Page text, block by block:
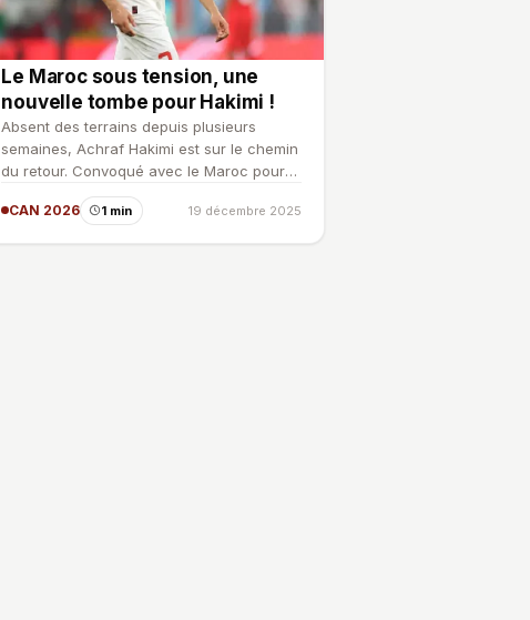
Le Maroc sous tension, une
nouvelle tombe pour Hakimi !
Absent des terrains depuis plusieurs
semaines, Achraf Hakimi est sur le chemin
du retour. Convoqué avec le Maroc pour
la Coupe d'Afrique de…
CAN 2026 1 min 19 décembre 2025